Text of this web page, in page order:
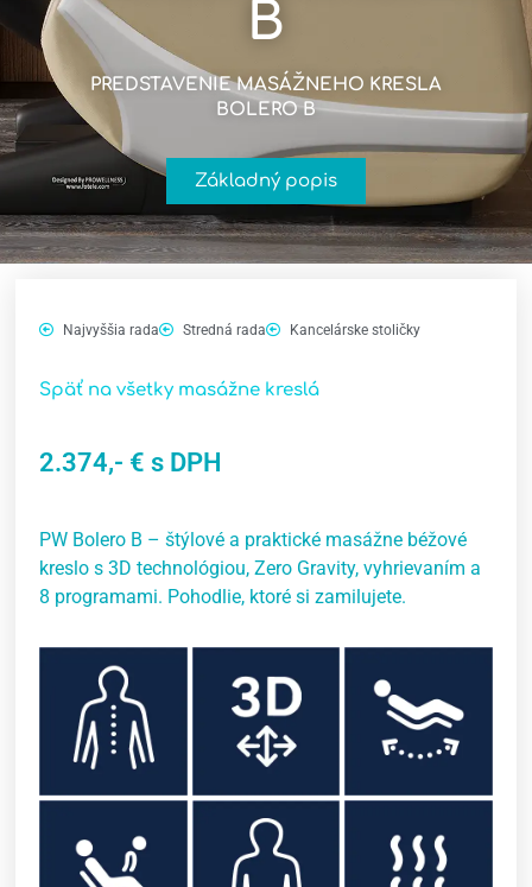
B
PREDSTAVENIE MASÁŽNEHO KRESLA
BOLERO B
Základný popis
Najvyššia rada Stredná rada Kancelárske stoličky
Späť na všetky masážne kreslá
2.374,- € s DPH
PW Bolero B – štýlové a praktické masážne béžové
kreslo s 3D technológiou, Zero Gravity, vyhrievaním a
8 programami. Pohodlie, ktoré si zamilujete.